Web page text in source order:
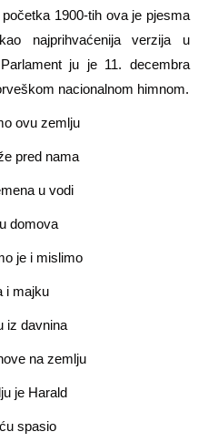
1900-tih ova je pjesma
najprihvaćenija verzija u
ju je 11. decembra
nacionalnom himnom.
ovu zemlju
pred nama
u vodi
domova
je i mislimo
i majku
iz davnina
na zemlju
je Harald
spasio